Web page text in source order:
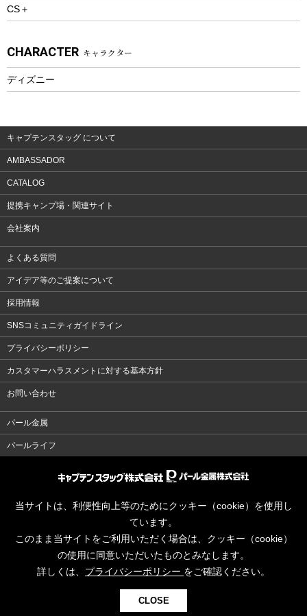
ウェルネス
ウェア、タオル
ウェア
CS＋
CHARACTER キャラクター
ディズニー
キャプテンスタッグ について
AMBASSADOR
CATALOG
提携キャンプ場・関連サイト
会社案内
よくある質問
アイデア等のご提案について
採用情報
SNSコミュニティガイドライン
プライバシーポリシー
カスタマーハラスメントに対する基本方針
お問い合わせ
パール金属
パールライフ
当サイトは、利便性向上等のためにクッキー（cookie）を使用し
ています。
このまま当サイトをご利用いただく場合は、クッキー（cookie）
の使用に同意いただいたものとみなします。
詳しくは、 プライバシーポリシー をご確認ください。
CLOSE